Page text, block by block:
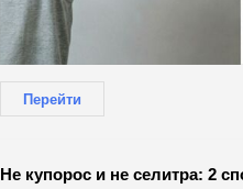
Перейти
Не купорос и не селитра: 2